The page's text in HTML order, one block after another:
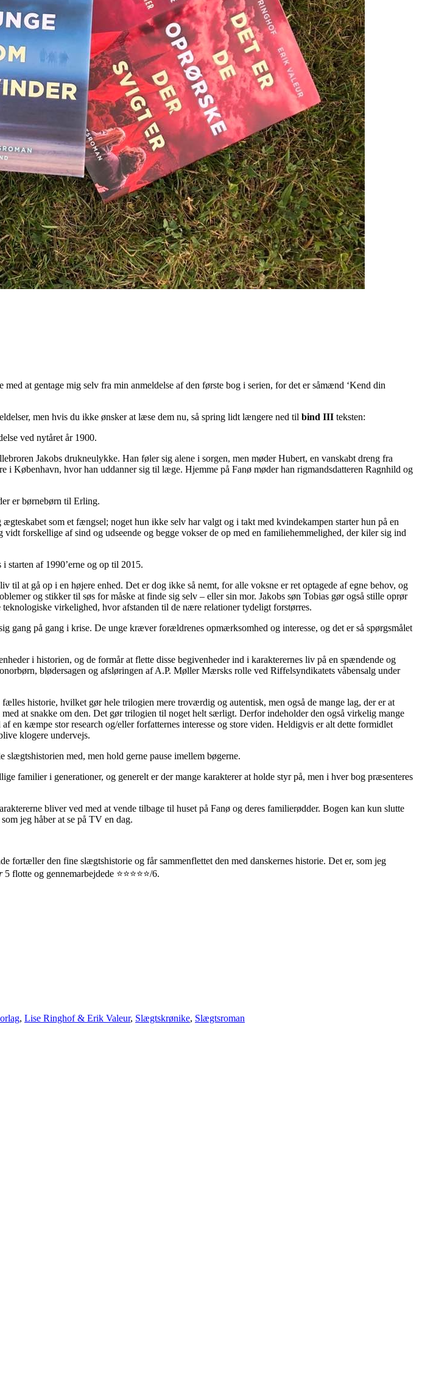
at gentage mig selv fra min anmeldelse af den første bog i serien, for det er såmænd ‘Kend din
men hvis du ikke ønsker at læse dem nu, så spring lidt længere ned til bind III teksten:
ved nytåret år 1900.
Jakobs drukneulykke. Han føler sig alene i sorgen, men møder Hubert, en vanskabt dreng fra
i København, hvor han uddanner sig til læge. Hjemme på Fanø møder han rigmandsdatteren Ragnhild og
er børnebørn til Erling.
som et fængsel; noget hun ikke selv har valgt og i takt med kvindekampen starter hun på en
forskellige af sind og udseende og begge vokser de op med en familiehemmelighed, der kiler sig ind
af 1990’erne og op til 2015.
at gå op i en højere enhed. Det er dog ikke så nemt, for alle voksne er ret optagede af egne behov, og
og stikker til søs for måske at finde sig selv – eller sin mor. Jakobs søn Tobias gør også stille oprør
virkelighed, hvor afstanden til de nære relationer tydeligt forstørres.
på gang i krise. De unge kræver forældrenes opmærksomhed og interesse, og det er så spørgsmålet
i historien, og de formår at flette disse begivenheder ind i karakterernes liv på en spændende og
blødersagen og afsløringen af A.P. Møller Mærsks rolle ved Riffelsyndikatets våbensalg under
historie, hvilket gør hele trilogien mere troværdig og autentisk, men også de mange lag, der er at
at snakke om den. Det gør trilogien til noget helt særligt. Derfor indeholder den også virkelig mange
kæmpe stor research og/eller forfatternes interesse og store viden. Heldigvis er alt dette formidlet
klogere undervejs.
med, men hold gerne pause imellem bøgerne.
familier i generationer, og generelt er der mange karakterer at holde styr på, men i hver bog præsenteres
bliver ved med at vende tilbage til huset på Fanø og deres familierødder. Bogen kan kun slutte
jeg håber at se på TV en dag.
fortæller den fine slægtshistorie og får sammenflettet den med danskernes historie. Det er, som jeg
5 flotte og gennemarbejdede ⭐⭐⭐⭐⭐/6.
, Lise Ringhof & Erik Valeur, Slægtskrønike, Slægtsroman